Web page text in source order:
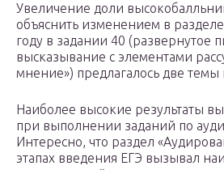
Увеличение доли
объяснить изменением в
году в задании 40 (развернутое
высказывание с элементами
мнение») предлагалось две
Наиболее высокие результаты
при выполнении заданий по
Интересно, что раздел
этапах введения ЕГЭ вызывал